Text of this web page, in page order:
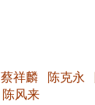
蔡祥麟 陈克永
陈风来